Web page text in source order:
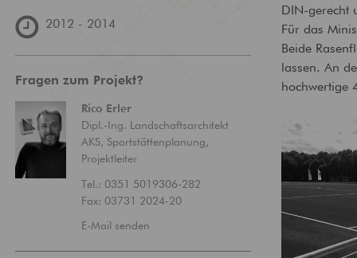
2012 - 2014
Fragen zum Projekt?
Rico Erler
Dipl.-Ing. Landschaftsarchitekt
AKS, Sportstättenplanung,
Projektleiter
Tel.: 0351 5019306-282
Fax: 03731 2024-20
E-Mail senden
DIN-gerecht
Für das
Beide
lassen. An
hochwertige